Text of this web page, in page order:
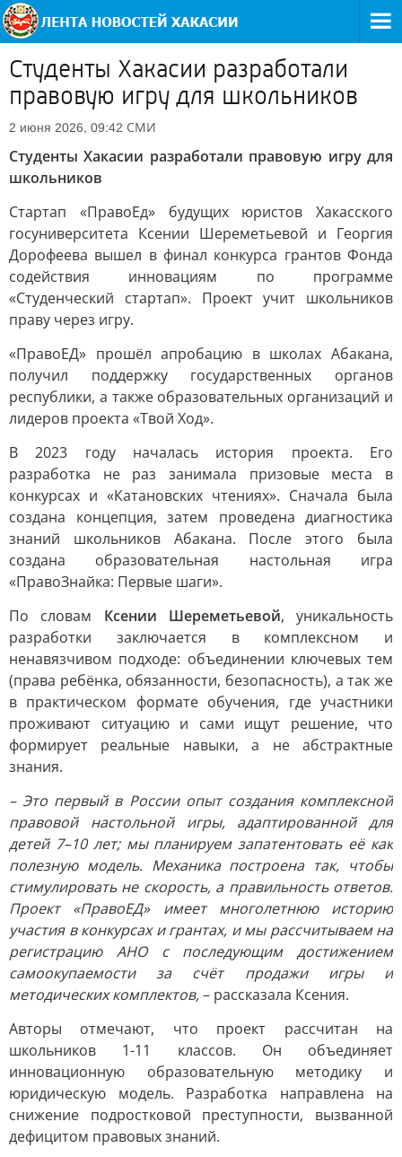
Студенты Хакасии разработали
правовую игру для школьников
2 июня 2026, 09:42 СМИ
Студенты Хакасии разработали правовую игру для
школьников
Стартап «ПравоЕд» будущих юристов Хакасского
госуниверситета Ксении Шереметьевой и Георгия
Дорофеева вышел в финал конкурса грантов Фонда
содействия инновациям по программе
«Студенческий стартап». Проект учит школьников
праву через игру.
«ПравоЕД» прошёл апробацию в школах Абакана,
получил поддержку государственных органов
республики, а также образовательных организаций и
лидеров проекта «Твой Ход».
В 2023 году началась история проекта. Его
разработка не раз занимала призовые места в
конкурсах и «Катановских чтениях». Сначала была
создана концепция, затем проведена диагностика
знаний школьников Абакана. После этого была
создана образовательная настольная игра
«ПравоЗнайка: Первые шаги».
По словам Ксении Шереметьевой, уникальность
разработки заключается в комплексном и
ненавязчивом подходе: объединении ключевых тем
(права ребёнка, обязанности, безопасность), а так же
в практическом формате обучения, где участники
проживают ситуацию и сами ищут решение, что
формирует реальные навыки, а не абстрактные
знания.
– Это первый в России опыт создания комплексной
правовой настольной игры, адаптированной для
детей 7–10 лет; мы планируем запатентовать её как
полезную модель. Механика построена так, чтобы
стимулировать не скорость, а правильность ответов.
Проект «ПравоЕД» имеет многолетнюю историю
участия в конкурсах и грантах, и мы рассчитываем на
регистрацию АНО с последующим достижением
самоокупаемости за счёт продажи игры и
методических комплектов,– рассказала Ксения.
Авторы отмечают, что проект рассчитан на
школьников 1-11 классов. Он объединяет
инновационную образовательную методику и
юридическую модель. Разработка направлена на
снижение подростковой преступности, вызванной
дефицитом правовых знаний.